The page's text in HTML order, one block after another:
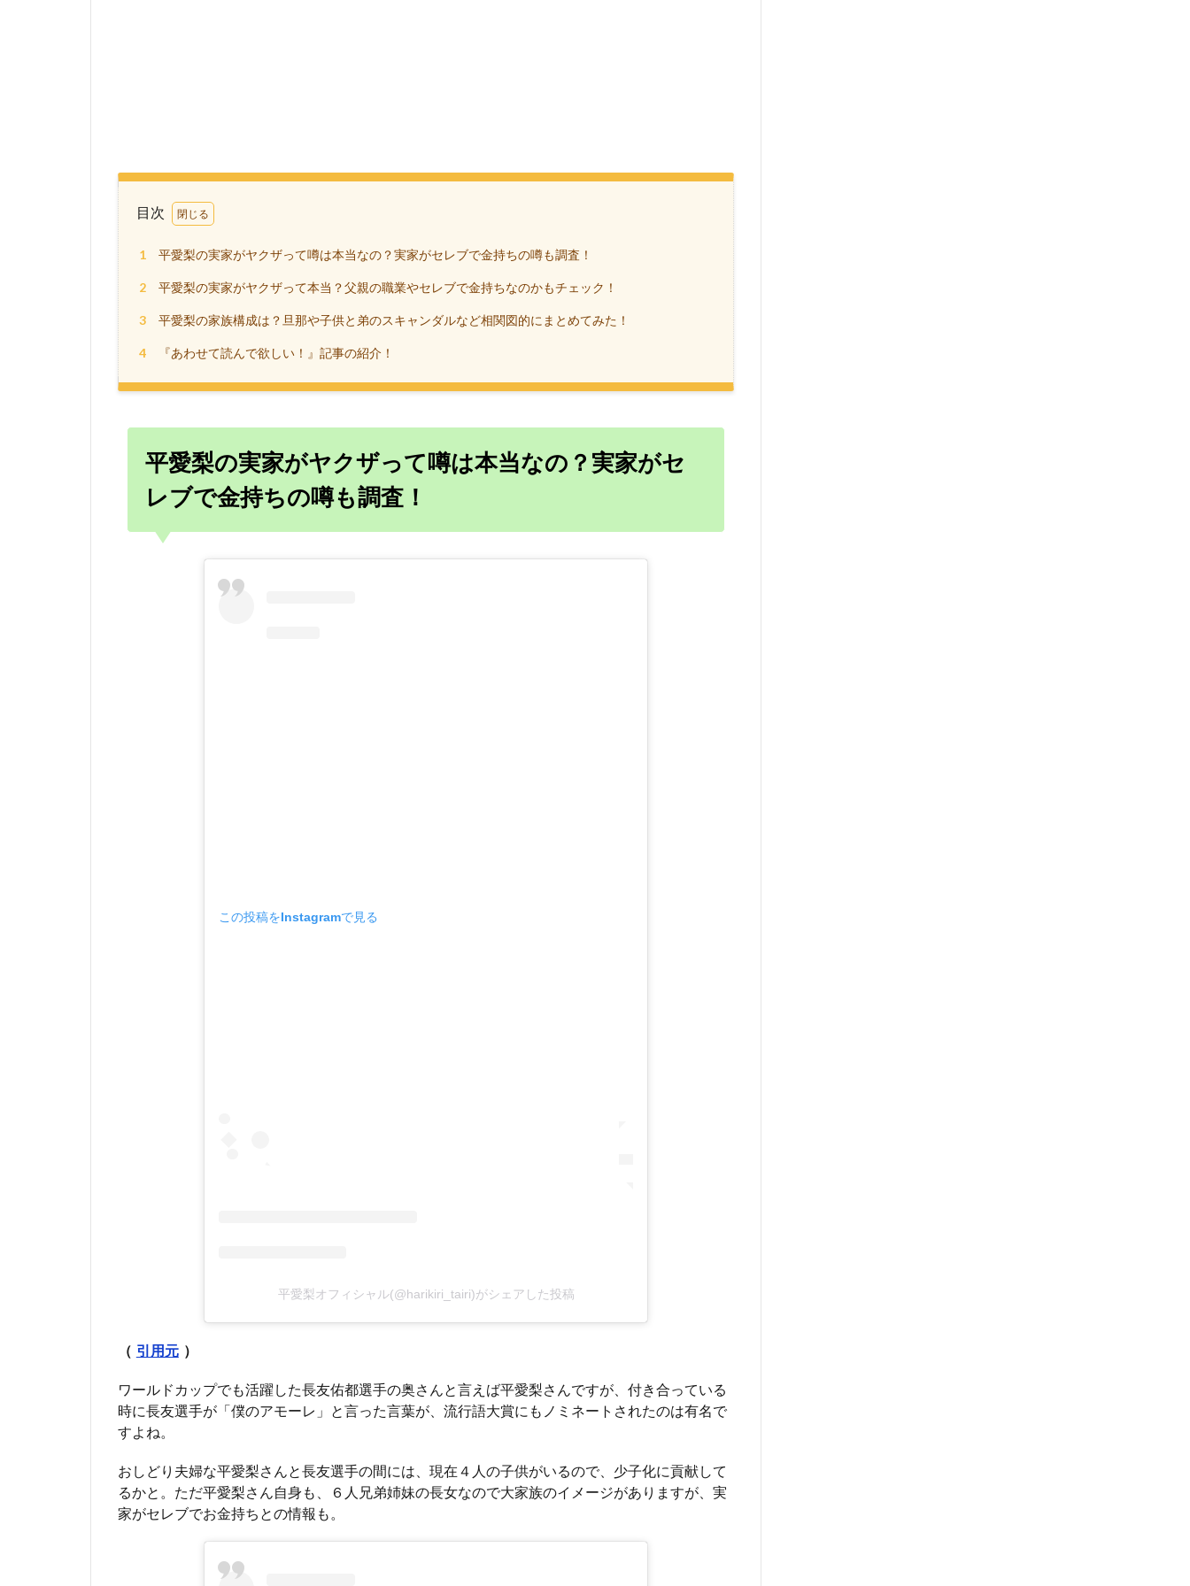
目次
1 平愛梨の実家がヤクザって噂は本当なの？実家がセレブで金持ちの噂も調査！
2 平愛梨の実家がヤクザって本当？父親の職業やセレブで金持ちなのかもチェック！
3 平愛梨の家族構成は？旦那や子供と弟のスキャンダルなど相関図的にまとめてみた！
4 『あわせて読んで欲しい！』記事の紹介！
平愛梨の実家がヤクザって噂は本当なの？実家がセ
レブで金持ちの噂も調査！
この投稿をInstagramで見る
平愛梨オフィシャル(@harikiri_tairi)がシェアした投稿
（ 引用元 ）
ワールドカップでも活躍した長友佑都選手の奥さんと言えば平愛梨さんですが、付き合っている
時に長友選手が「僕のアモーレ」と言った言葉が、流行語大賞にもノミネートされたのは有名で
すよね。
おしどり夫婦な平愛梨さんと長友選手の間には、現在４人の子供がいるので、少子化に貢献して
るかと。ただ平愛梨さん自身も、６人兄弟姉妹の長女なので大家族のイメージがありますが、実
家がセレブでお金持ちとの情報も。